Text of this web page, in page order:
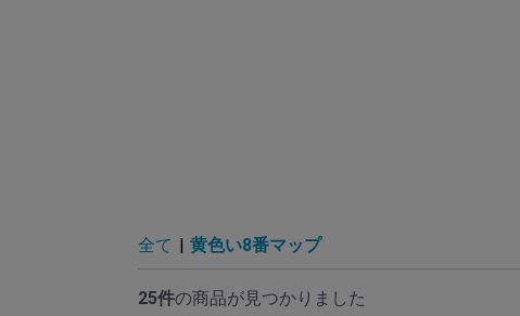
全て | 黄色い8番マップ
25件の商品が見つかりました